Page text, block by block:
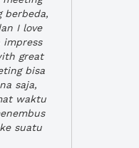
berbeda,
I love
impress
great
bisa
saja,
waktu
suatu